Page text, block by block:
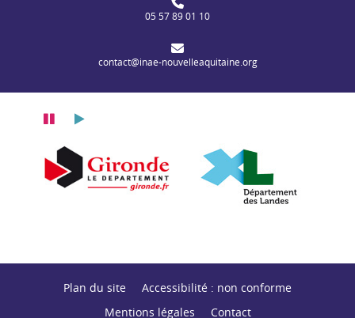
05 57 89 01 10
contact@inae-nouvelleaquitaine.org
PauseLecture
Nouvelle-AquitaineDépartement de la Gironde
Département des
Plan du site
Accessibilité : non conforme
Mentions légales
Contact